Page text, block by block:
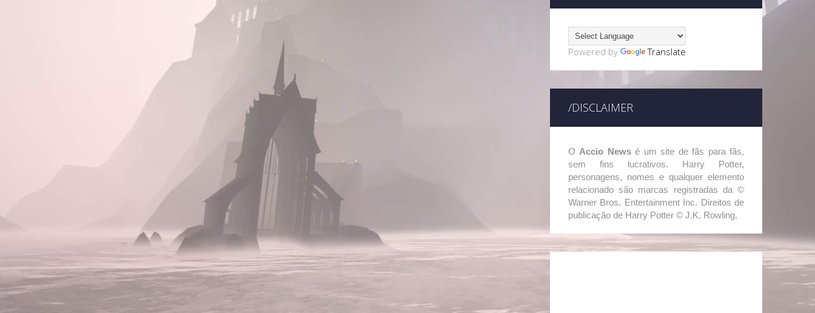
Powered by Translate
/DISCLAIMER
O Accio Newsé um site de fãs para fãs,
sem fins lucrativos. Harry Potter,
personagens, nomes e qualquer elemento
relacionado são marcas registradas da ©
Warner Bros. Entertainment Inc. Direitos de
publicação de Harry Potter © J.K. Rowling.